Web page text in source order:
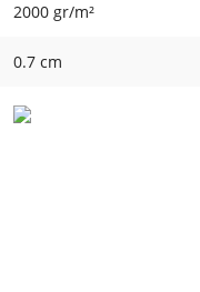
2000 gr/m²
0.7 cm